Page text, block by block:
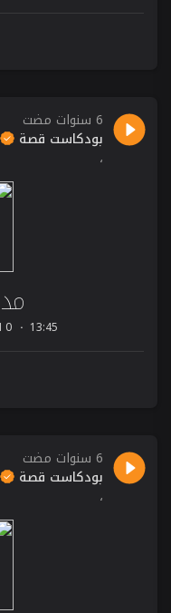
6 سنوات مضت
بودكاست قصة
،
13:45 0 الإعجابات
6 سنوات مضت
بودكاست قصة
،